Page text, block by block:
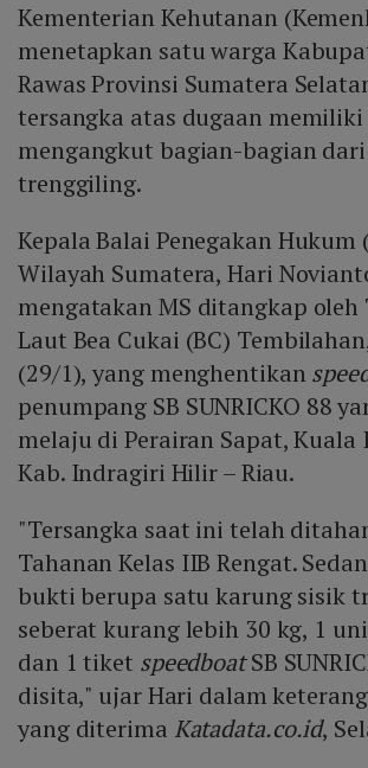
Kementerian Kehutanan
menetapkan satu warga
Rawas Provinsi Sumatera
tersangka atas dugaan
mengangkut bagian-bagian
trenggiling.
Kepala Balai Penegakan Hukum
Wilayah Sumatera, Hari
mengatakan MS ditangkap
Laut Bea Cukai (BC)
(29/1), yang menghentikan
penumpang SB SUNRICKO 88
melaju di Perairan Sapat,
Kab. Indragiri Hilir – Riau.
"Tersangka saat ini telah
Tahanan Kelas IIB Rengat.
bukti berupa satu karung sisik
seberat kurang lebih 30 kg, 1
dan 1 tiket speedboatSB
disita," ujar Hari dalam
yang diterima Katadata.co.id,